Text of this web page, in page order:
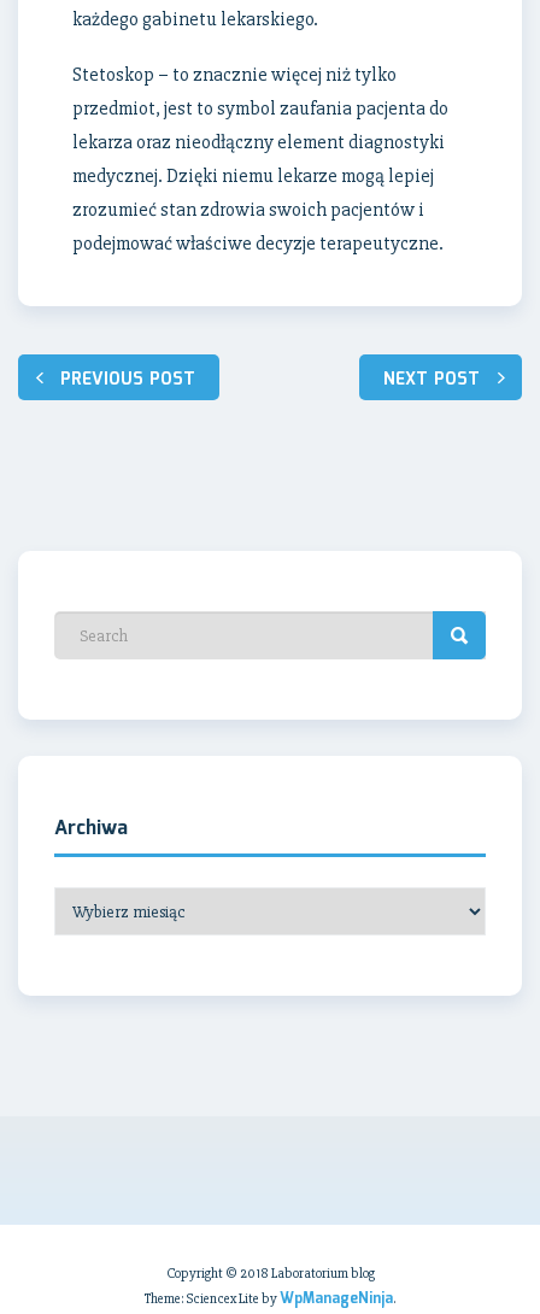
każdego gabinetu lekarskiego.
Stetoskop – to znacznie więcej niż tylko
przedmiot, jest to symbol zaufania pacjenta do
lekarza oraz nieodłączny element diagnostyki
medycznej. Dzięki niemu lekarze mogą lepiej
zrozumieć stan zdrowia swoich pacjentów i
podejmować właściwe decyzje terapeutyczne.
Nawigacja
wpisu
PREVIOUS POST NEXT POST
Archiwa
Archiwa
Copyright © 2018 Laboratorium blog
Theme: Sciencex Lite byWpManageNinja.